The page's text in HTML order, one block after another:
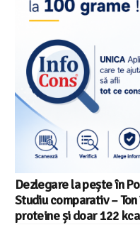
Dezlegare la pește în
Studiu comparativ –
proteine și doar 122